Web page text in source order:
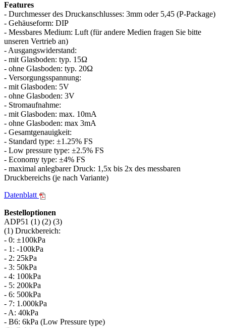
Features
- Durchmesser des Druckanschlusses: 3mm oder 5,45 (P-Package)
- Gehäuseform: DIP
- Messbares Medium: Luft (für andere Medien fragen Sie bitte
unseren Vertrieb an)
- Ausgangswiderstand:
- mit Glasboden: typ. 15Ω
- ohne Glasboden: typ. 20Ω
- Versorgungsspannung:
- mit Glasboden: 5V
- ohne Glasboden: 3V
- Stromaufnahme:
- mit Glasboden: max. 10mA
- ohne Glasboden: max 3mA
- Gesamtgenauigkeit:
- Standard type: ±1.25% FS
- Low pressure type: ±2.5% FS
- Economy type: ±4% FS
- maximal anlegbarer Druck: 1,5x bis 2x des messbaren
Druckbereichs (je nach Variante)
Datenblatt
Bestelloptionen
ADP51 (1) (2) (3)
(1) Druckbereich:
- 0: ±100kPa
- 1: -100kPa
- 2: 25kPa
- 3: 50kPa
- 4: 100kPa
- 5: 200kPa
- 6: 500kPa
- 7: 1.000kPa
- A: 40kPa
- B6: 6kPa (Low Pressure type)